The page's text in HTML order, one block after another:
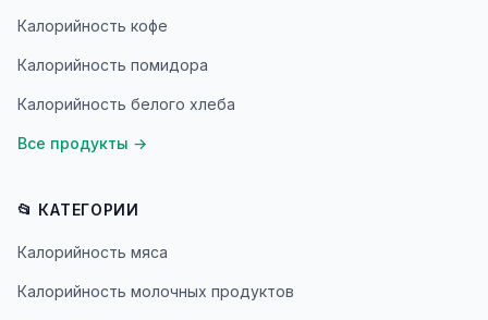
Калорийность кофе
Калорийность помидора
Калорийность белого хлеба
Все продукты →
📂 КАТЕГОРИИ
Калорийность мяса
Калорийность молочных продуктов